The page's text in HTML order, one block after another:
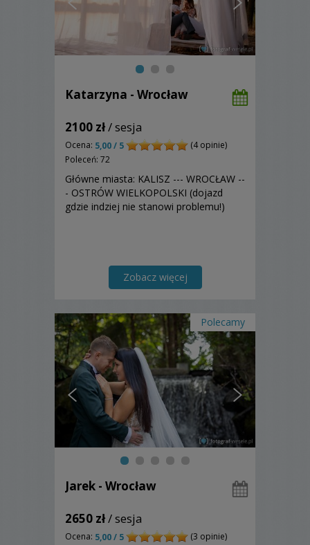
Katarzyna - Wrocław
2100 zł/ sesja
Ocena: 5,00 / 5
(4 opinie)
Poleceń: 72
Główne miasta: KALISZ --- WROCŁAW --
- OSTRÓW WIELKOPOLSKI (dojazd
gdzie indziej nie stanowi problemu!)
Zobacz więcej
Polecamy
Jarek - Wrocław
2650 zł/ sesja
Ocena: 5,00 / 5
(3 opinie)